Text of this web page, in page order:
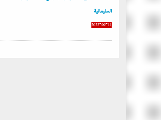
السليمانية
2022-09-11